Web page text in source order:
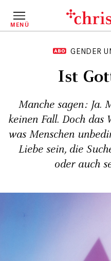
InhaltMENÜ
GENDER
Ist
Manche sagen: Ja.
keinen Fall. Doch
was Menschen
Liebe sein, die
oder auch